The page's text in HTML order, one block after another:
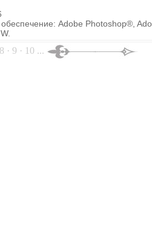
Adobe Photoshop®,
· 9 · 10 ...